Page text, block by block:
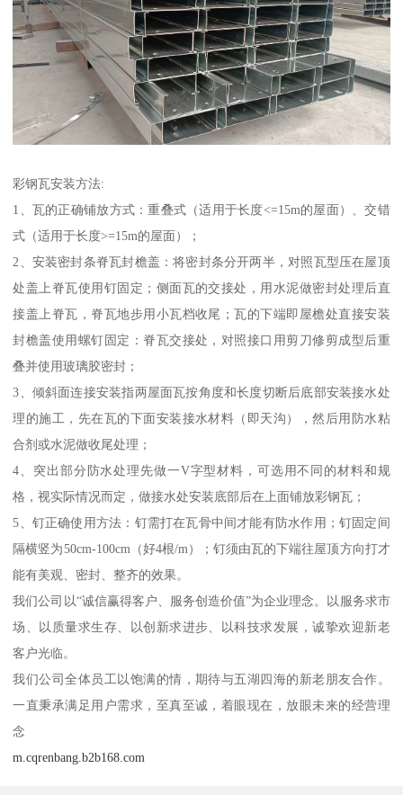
彩钢瓦安装方法:
1、瓦的正确铺放方式：重叠式（适用于长度<=15m的屋面）、交错
式（适用于长度>=15m的屋面）；
2、安装密封条脊瓦封檐盖：将密封条分开两半，对照瓦型压在屋顶
处盖上脊瓦使用钉固定；侧面瓦的交接处，用水泥做密封处理后直
接盖上脊瓦，脊瓦地步用小瓦档收尾；瓦的下端即屋檐处直接安装
封檐盖使用螺钉固定：脊瓦交接处，对照接口用剪刀修剪成型后重
叠并使用玻璃胶密封；
3、倾斜面连接安装指两屋面瓦按角度和长度切断后底部安装接水处
理的施工，先在瓦的下面安装接水材料（即天沟），然后用防水粘
合剂或水泥做收尾处理；
4、突出部分防水处理先做一V字型材料，可选用不同的材料和规
格，视实际情况而定，做接水处安装底部后在上面铺放彩钢瓦；
5、钉正确使用方法：钉需打在瓦骨中间才能有防水作用；钉固定间
隔横竖为50cm-100cm（好4根/m）；钉须由瓦的下端往屋顶方向打才
能有美观、密封、整齐的效果。
我们公司以“诚信赢得客户、服务创造价值”为企业理念。以服务求市
场、以质量求生存、以创新求进步、以科技求发展，诚挚欢迎新老
客户光临。
我们公司全体员工以饱满的情，期待与五湖四海的新老朋友合作。
一直秉承满足用户需求，至真至诚，着眼现在，放眼未来的经营理
念
m.cqrenbang.b2b168.com